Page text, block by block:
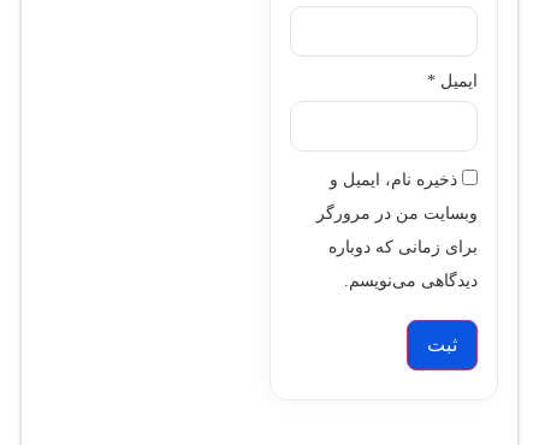
ایمیل *
ذخیره نام، ایمیل و
وبسایت من در مرورگر
برای زمانی که دوباره
دیدگاهی می‌نویسم.